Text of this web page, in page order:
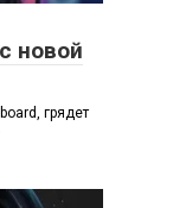
новой
грядет